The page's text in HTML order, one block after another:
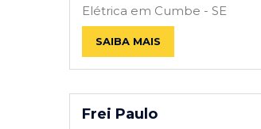
Elétrica em Cumbe - SE
SAIBA MAIS
Frei Paulo